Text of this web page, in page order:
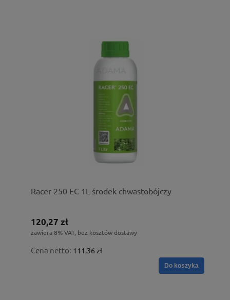
Racer 250 EC 1L środek chwastobójczy
120,27 zł
zawiera 8% VAT, bez kosztów dostawy
Cena netto: 111,36 zł
Do koszyka